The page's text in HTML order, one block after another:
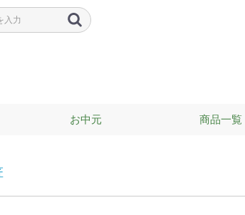
お中元 商品一覧